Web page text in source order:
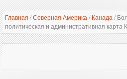
Главная /Северная Америка / Канада /
политическая и административная карта